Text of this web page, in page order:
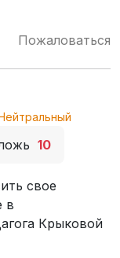
Пожаловаться
10
свое
в
Крыковой